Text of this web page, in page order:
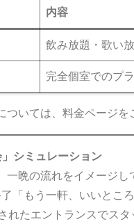
内容
飲み放題・歌い
完全個室でのプ
いては、 料金ページを
シミュレーション
晩の流れをイメージし
もう一軒、いいとこ
たエントランスでス